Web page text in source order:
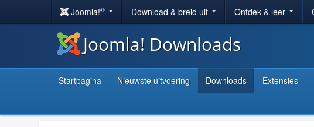
Joomla!® Download & breid uit Ontdek & leer
Joomla! Downloads
Startpagina Nieuwste uitvoering Downloads Extensies